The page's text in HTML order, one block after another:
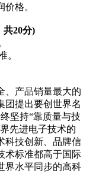
格。
共20分)
。
、产品销量最大的
团提出要创世界名
坚持“靠质量与技
先进电子技术的
科技创新、品牌信
术标准都高于国际
界水平同步的高科